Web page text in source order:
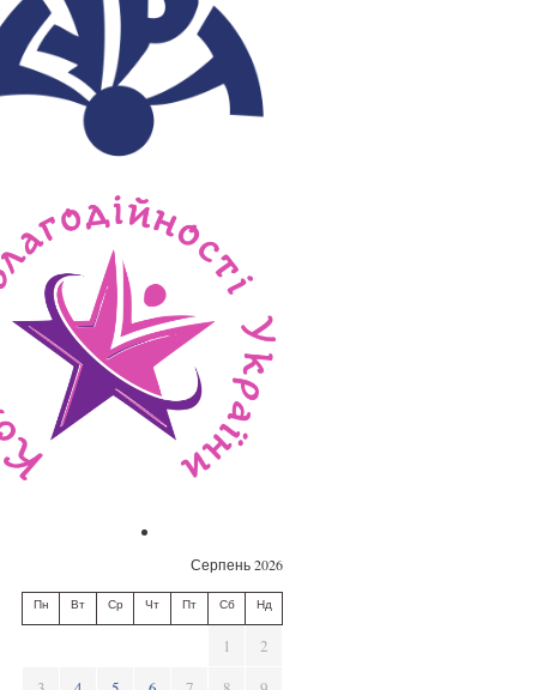
Серпень 2026
Пн Вт Ср Чт Пт Сб Нд
1
2